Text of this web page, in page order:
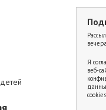
Я
веб-
cookies